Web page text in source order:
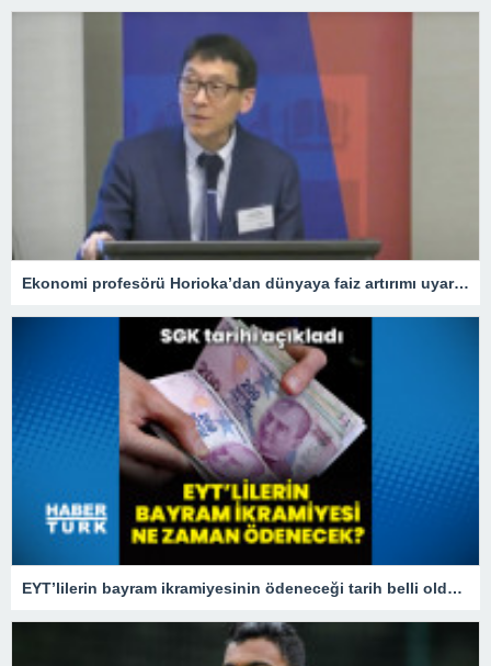
Ekonomi profesörü Horioka’dan dünyaya faiz artırımı uyarısı
EYT’lilerin bayram ikramiyesinin ödeneceği tarih belli oldu! 2023 EYT bayram ikramiyesi ne zaman yatacak?